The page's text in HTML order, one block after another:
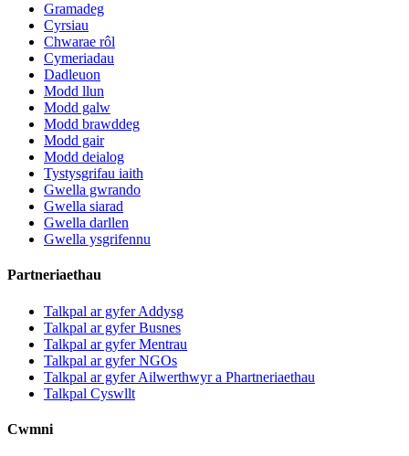
Gramadeg
Cyrsiau
Chwarae rôl
Cymeriadau
Dadleuon
Modd llun
Modd galw
Modd brawddeg
Modd gair
Modd deialog
Tystysgrifau iaith
Gwella gwrando
Gwella siarad
Gwella darllen
Gwella ysgrifennu
Partneriaethau
Talkpal ar gyfer Addysg
Talkpal ar gyfer Busnes
Talkpal ar gyfer Mentrau
Talkpal ar gyfer NGOs
Talkpal ar gyfer Ailwerthwyr a Phartneriaethau
Talkpal Cyswllt
Cwmni